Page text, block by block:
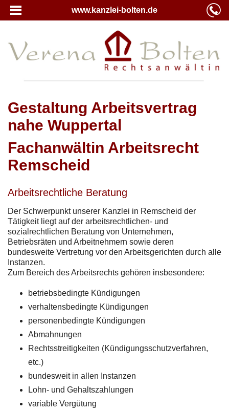
www.kanzlei-bolten.de
Gestaltung Arbeitsvertrag
nahe Wuppertal
Fachanwältin Arbeitsrecht
Remscheid
Arbeitsrechtliche Beratung
Der Schwerpunkt unserer Kanzlei in Remscheid der
Tätigkeit liegt auf der arbeitsrechtlichen- und
sozialrechtlichen Beratung von Unternehmen,
Betriebsräten und Arbeitnehmern sowie deren
bundesweite Vertretung vor den Arbeitsgerichten durch alle
Instanzen.
Zum Bereich des Arbeitsrechts gehören insbesondere:
betriebsbedingte Kündigungen
verhaltensbedingte Kündigungen
personenbedingte Kündigungen
Abmahnungen
Rechtsstreitigkeiten (Kündigungsschutzverfahren,
etc.)
bundesweit in allen Instanzen
Lohn- und Gehaltszahlungen
variable Vergütung